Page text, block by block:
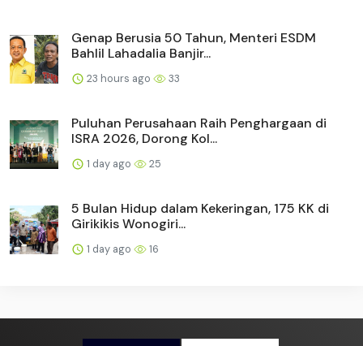
Genap Berusia 50 Tahun, Menteri ESDM
Bahlil Lahadalia Banjir...
23 hours ago 33
Puluhan Perusahaan Raih Penghargaan di
ISRA 2026, Dorong Kol...
1 day ago 25
5 Bulan Hidup dalam Kekeringan, 175 KK di
Girikikis Wonogiri...
1 day ago 16